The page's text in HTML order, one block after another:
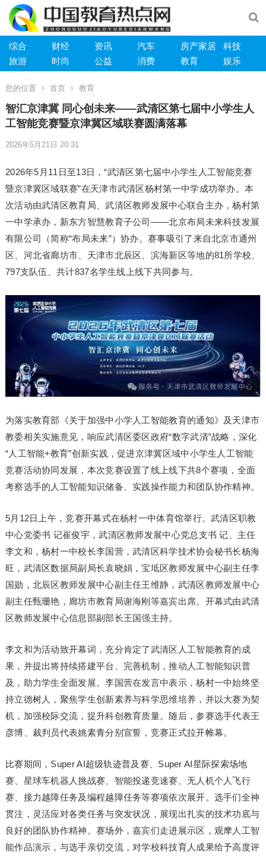
综合 财经 资讯 汽车 房产家居
科技
旅游
时尚 公益 消费 教育 娱乐
您的位置 首页 教育
智汇京津冀 同心创未来——武清区第七届中小学生人
工智能竞赛暨京津冀区域联赛圆满落幕
2026年5月21日 20:31
2026年5月11日至13日，“武清区第七届中小学生人工智能竞赛
暨京津冀区域联赛”在天津市武清区杨村第一中学成功举办。本
次活动由武清区教育局、武清区教师发展中心联合主办，杨村第
一中学承办，新东方智慧教育子公司——北京布局未来科技发展
有限公司（简称“布局未来”）协办。赛事吸引了来自北京市通州
区、河北省廊坊市、天津市北辰区、滨海新区等地的81所学校、
797支队伍、共计837名学生线上线下共同参与。
为落实教育部《关于加强中小学人工智能教育的通知》及天津市
教委相关实施意见，响应武清区委区政府“数字武清”战略，深化
“人工智能+教育”创新实践，促进京津冀区域中小学生人工智能
竞赛活动协同发展，本次竞赛设置了线上线下共8个赛项，全面
考察选手的人工智能知识储备、实践操作能力和团队协作精神。
5月12日上午，竞赛开幕式在杨村一中体育馆举行。武清区职教
中心党委书 记崔俊宇，武清区教师发展中心党总支书 记、主任
李文和，杨村一中校长李国营，武清区科学技术协会秘书长杨海
旺，武清区数据局副局长袁晓娟，宝坻区教师发展中心副主任李
国勋，北辰区教师发展中心副主任王维静，武清区教师发展中心
副主任甄珊艳，廊坊市教育局谢海刚等嘉宾出席。开幕式由武清
区教师发展中心信息部副部长王国强主持。
李文和为活动致开幕词，充分肯定了武清区人工智能教育的成
果，并提出将持续搭建平台、完善机制，推动人工智能知识普
及，助力学生全面发展。李国营在发言中表示，杨村一中始终坚
持立德树人，聚焦学生创新素养与科学思维培养，并以大赛为契
机，加强校际交流，提升科创教育质量。随后，参赛选手代表王
彦博、裁判员代表姚素青分别宣誓，竞赛正式拉开帷幕。
比赛期间，Super AI超级轨迹普及赛、Super AI星际探索场地
赛、星球车机器人挑战赛、智能投递竞速赛、无人机个人飞行
赛、接力越障任务及编程越障任务等赛项依次展开。选手们全神
贯注，灵活应对各类任务与突发状况，展现出扎实的技术功底与
良好的团队协作精神。赛场外，嘉宾们走进展示区，观摩人工智
能作品演示，与选手亲切交流，对学校科技育人成果给予高度评